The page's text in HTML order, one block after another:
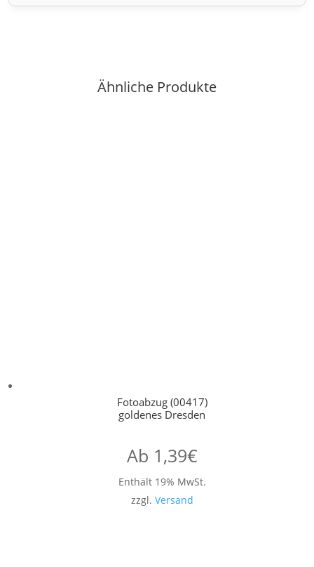
Ähnliche Produkte
Fotoabzug (00417)
goldenes Dresden
Ab 1,39€
Enthält 19% MwSt.
zzgl. Versand